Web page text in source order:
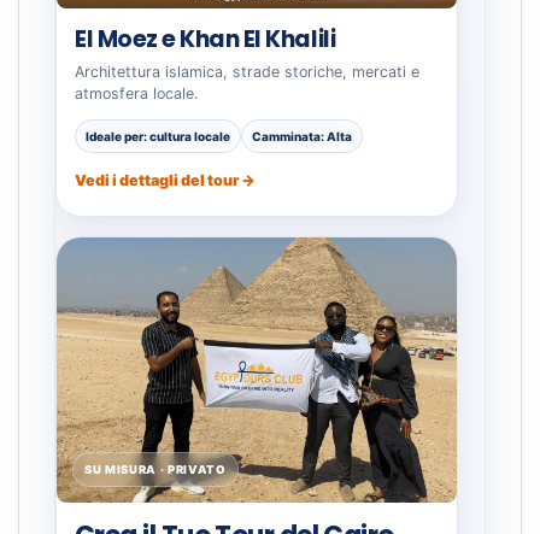
El Moez e Khan El Khalili
Architettura islamica, strade storiche, mercati e
atmosfera locale.
Ideale per: cultura locale Camminata: Alta
Vedi i dettagli del tour →
SU MISURA · PRIVATO